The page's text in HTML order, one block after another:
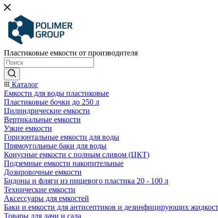
Пластиковые емкости от производителя
Каталог
Емкости для воды пластиковые
Пластиковые бочки до 250 л
Цилиндрические емкости
Вертикальные емкости
Узкие емкости
Горизонтальные емкости для воды
Прямоугольные баки для воды
Конусные емкости с полным сливом (ЦКТ)
Подземные емкости накопительные
Дозировочные емкости
Бидоны и фляги из пищевого пластика 20 - 100 л
Технические емкости
Аксессуары для емкостей
Баки и емкости для антисептиков и дезинфицирующих
Товары для дачи и сада